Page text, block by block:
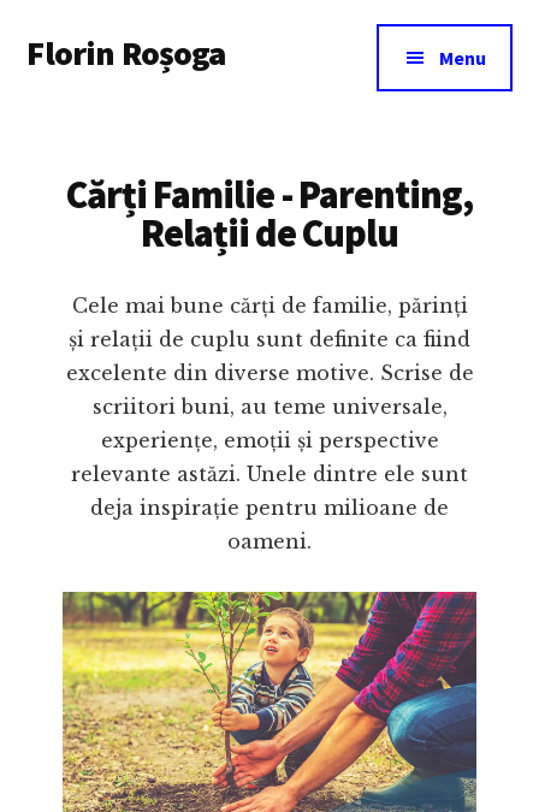
main
menu
Florin Roșoga Menu
Cărți Familie - Parenting,
Relații de Cuplu
Cele mai bune cărți de familie, părinți
și relații de cuplu sunt definite ca fiind
excelente din diverse motive. Scrise de
scriitori buni, au teme universale,
experiențe, emoții și perspective
relevante astăzi. Unele dintre ele sunt
deja inspirație pentru milioane de
oameni.